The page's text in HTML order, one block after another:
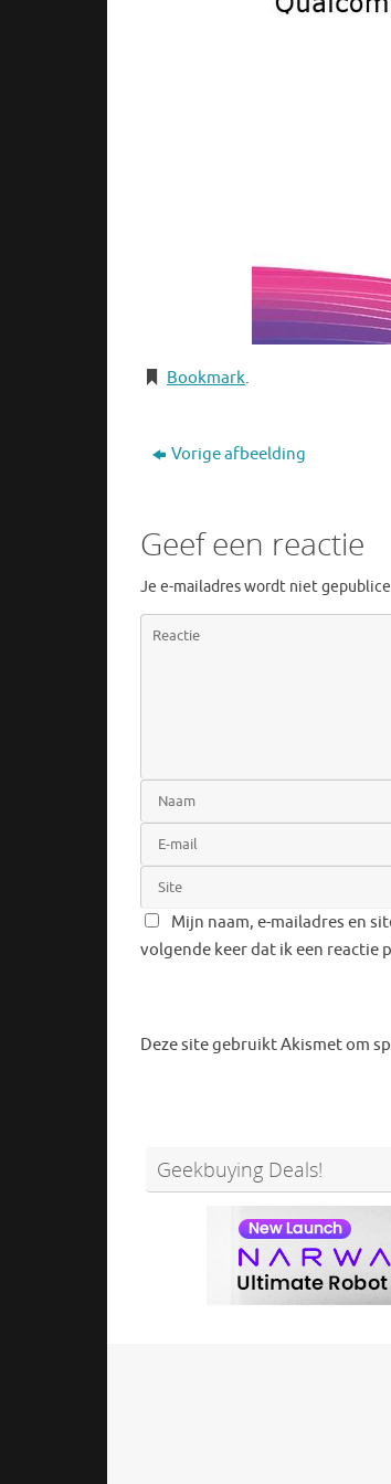
Bookmark.
Vorige afbeelding
Geef een reactie
Je e-mailadres wordt niet
Mijn naam, e-mailadres en
volgende keer dat ik een reactie
Deze site gebruikt Akismet om
Geekbuying Deals!